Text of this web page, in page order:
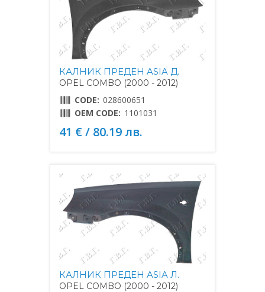
КАЛНИК ПРЕДЕН ASIA Д.
OPEL COMBO (2000 - 2012)
CODE: 028600651
OEM CODE: 1101031
41 € / 80.19 лв.
КАЛНИК ПРЕДЕН ASIA Л.
OPEL COMBO (2000 - 2012)